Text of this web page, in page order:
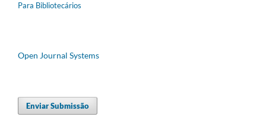
Para Bibliotecários
Open Journal Systems
Enviar Submissão